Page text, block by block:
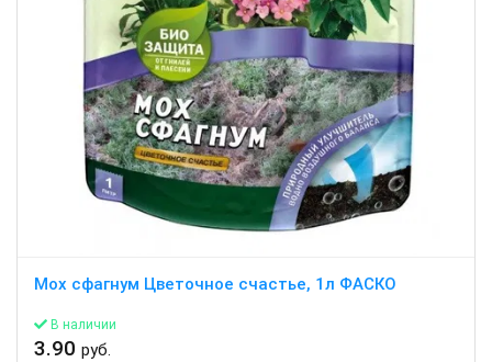
Мох сфагнум Цветочное счастье, 1л ФАСКО
В наличии
3.90 руб.